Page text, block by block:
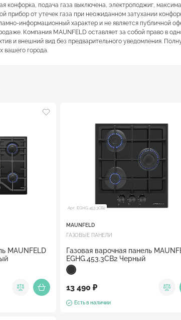
конфорка, подача газа выключена, электроподжиг,
прибор от утечек газа при неожиданном затухании
информационный характер и не является публичной
Компания MAUNFELD оставляет за собой право в
и внешний вид без предварительного уведомления.
вашего города.
MAUNFELD
Арт. EGHG.453.3CB2
MAUNFELD
ГАЗОВЫЕ ПАНЕЛИ
Газовая варочная панель
EGHG.453.3CB2 Черный
13 490 ₽
Есть в наличии